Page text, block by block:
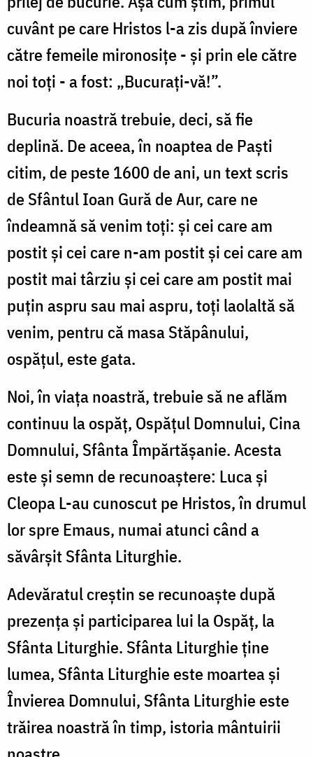
cuvânt pe care Hristos l-a zis după înviere
către femeile mironosiţe - şi prin ele către
noi toţi - a fost: „Bucuraţi-vă!”.
Bucuria noastră trebuie, deci, să fie
deplină. De aceea, în noaptea de Paşti
citim, de peste 1600 de ani, un text scris
de Sfântul Ioan Gură de Aur, care ne
îndeamnă să venim toţi: şi cei care am
postit şi cei care n-am postit şi cei care am
postit mai târziu şi cei care am postit mai
puţin aspru sau mai aspru, toţi laolaltă să
venim, pentru că masa Stăpânului,
ospăţul, este gata.
Noi, în viaţa noastră, trebuie să ne aflăm
continuu la ospăţ, Ospăţul Domnului, Cina
Domnului, Sfânta Împărtăşanie. Acesta
este şi semn de recunoaştere: Luca şi
Cleopa L-au cunoscut pe Hristos, în drumul
lor spre Emaus, numai atunci când a
săvârşit Sfânta Liturghie.
Adevăratul creştin se recunoaşte după
prezenţa şi participarea lui la Ospăţ, la
Sfânta Liturghie. Sfânta Liturghie ţine
lumea, Sfânta Liturghie este moartea şi
Învierea Domnului, Sfânta Liturghie este
trăirea noastră în timp, istoria mântuirii